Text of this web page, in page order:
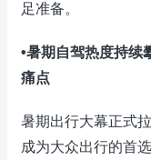
足准备。
•暑期自驾热度持续
痛点
暑期出行大幕正式
成为大众出行的首